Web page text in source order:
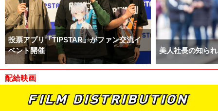
投票アプリ「TIPSTAR」がファン交流イ
ベント開催
美人社長の知ら
配給映画